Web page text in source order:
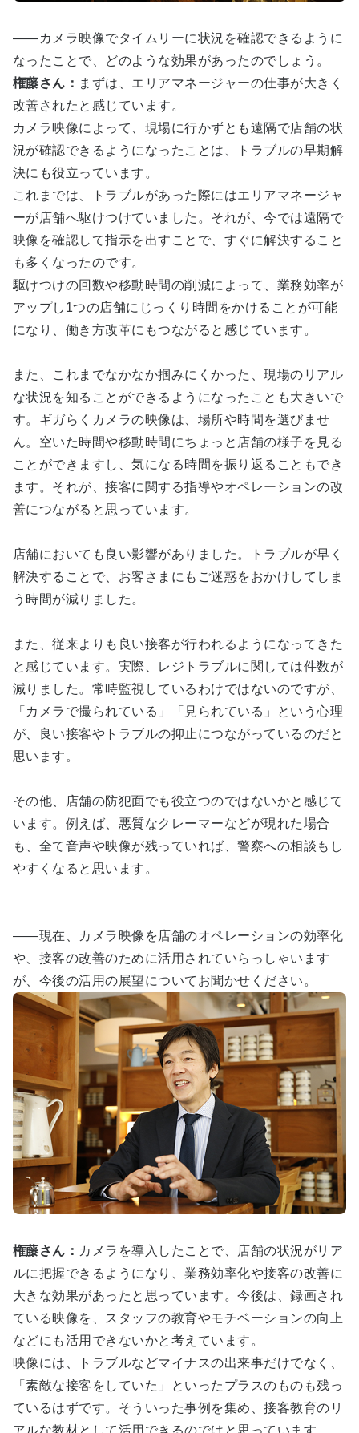
――カメラ映像でタイムリーに状況を確認できるように
なったことで、どのような効果があったのでしょう。
権藤さん： まずは、エリアマネージャーの仕事が大きく
改善されたと感じています。
カメラ映像によって、現場に行かずとも遠隔で店舗の状
況が確認できるようになったことは、トラブルの早期解
決にも役立っています。
これまでは、トラブルがあった際にはエリアマネージャ
ーが店舗へ駆けつけていました。それが、今では遠隔で
映像を確認して指示を出すことで、すぐに解決すること
も多くなったのです。
駆けつけの回数や移動時間の削減によって、業務効率が
アップし1つの店舗にじっくり時間をかけることが可能
になり、働き方改革にもつながると感じています。
また、これまでなかなか掴みにくかった、現場のリアル
な状況を知ることができるようになったことも大きいで
す。ギガらくカメラの映像は、場所や時間を選びませ
ん。空いた時間や移動時間にちょっと店舗の様子を見る
ことができますし、気になる時間を振り返ることもでき
ます。それが、接客に関する指導やオペレーションの改
善につながると思っています。
店舗においても良い影響がありました。トラブルが早く
解決することで、お客さまにもご迷惑をおかけしてしま
う時間が減りました。
また、従来よりも良い接客が行われるようになってきた
と感じています。実際、レジトラブルに関しては件数が
減りました。常時監視しているわけではないのですが、
「カメラで撮られている」「見られている」という心理
が、良い接客やトラブルの抑止につながっているのだと
思います。
その他、店舗の防犯面でも役立つのではないかと感じて
います。例えば、悪質なクレーマーなどが現れた場合
も、全て音声や映像が残っていれば、警察への相談もし
やすくなると思います。
――現在、カメラ映像を店舗のオペレーションの効率化
や、接客の改善のために活用されていらっしゃいます
が、今後の活用の展望についてお聞かせください。
権藤さん： カメラを導入したことで、店舗の状況がリア
ルに把握できるようになり、業務効率化や接客の改善に
大きな効果があったと思っています。今後は、録画され
ている映像を、スタッフの教育やモチベーションの向上
などにも活用できないかと考えています。
映像には、トラブルなどマイナスの出来事だけでなく、
「素敵な接客をしていた」といったプラスのものも残っ
ているはずです。そういった事例を集め、接客教育のリ